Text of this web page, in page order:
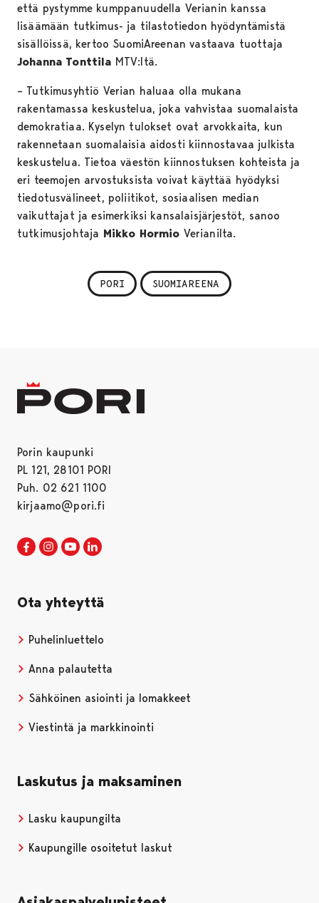
että pystymme kumppanuudella Verianin kanssa
lisäämään tutkimus- ja tilastotiedon hyödyntämistä
sisällöissä, kertoo SuomiAreenan vastaava tuottaja
Johanna Tonttila MTV:ltä.
– Tutkimusyhtiö Verian haluaa olla mukana
rakentamassa keskustelua, joka vahvistaa suomalaista
demokratiaa. Kyselyn tulokset ovat arvokkaita, kun
rakennetaan suomalaisia aidosti kiinnostavaa julkista
keskustelua. Tietoa väestön kiinnostuksen kohteista ja
eri teemojen arvostuksista voivat käyttää hyödyksi
tiedotusvälineet, poliitikot, sosiaalisen median
vaikuttajat ja esimerkiksi kansalaisjärjestöt, sanoo
tutkimusjohtaja Mikko Hormio Verianilta.
PORI SUOMIAREENA
Porin kaupunki
PL 121, 28101 PORI
Puh. 02 621 1100
kirjaamo@pori.fi
Porin kaupunki Facebookissa
Avautuu uudessa välilehdessä
Porin kaupunki Instagramissa
Avautuu uudessa välilehdessä
Porin kaupunki Youtubessa
Avautuu uudessa välilehdessä
Ota yhteyttä
Puhelinluettelo
Anna palautetta
Sähköinen asiointi ja lomakkeet
Viestintä ja markkinointi
Laskutus ja maksaminen
Lasku kaupungilta
Kaupungille osoitetut laskut